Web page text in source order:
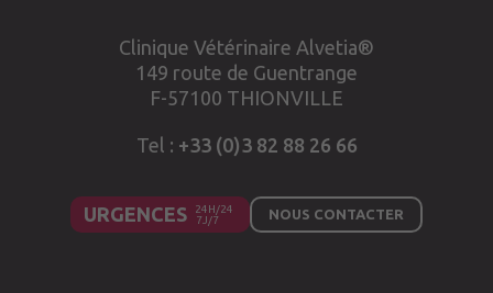
Clinique Vétérinaire Alvetia®
149 route de Guentrange
F-57100 THIONVILLE
Tel : +33 (0)3 82 88 26 66
URGENCES NOUS CONTACTER